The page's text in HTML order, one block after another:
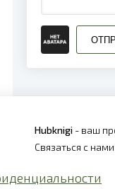
Hubknigi - ваш
Связаться с